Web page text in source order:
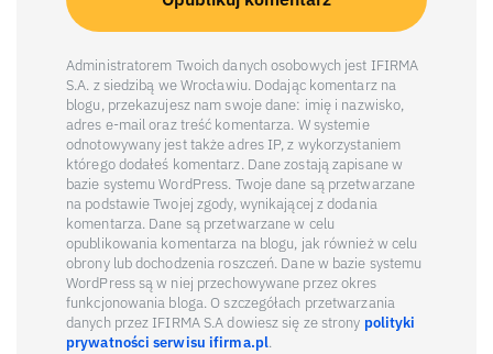
Administratorem Twoich danych osobowych jest IFIRMA
S.A. z siedzibą we Wrocławiu. Dodając komentarz na
blogu, przekazujesz nam swoje dane: imię i nazwisko,
adres e-mail oraz treść komentarza. W systemie
odnotowywany jest także adres IP, z wykorzystaniem
którego dodałeś komentarz. Dane zostają zapisane w
bazie systemu WordPress. Twoje dane są przetwarzane
na podstawie Twojej zgody, wynikającej z dodania
komentarza. Dane są przetwarzane w celu
opublikowania komentarza na blogu, jak również w celu
obrony lub dochodzenia roszczeń. Dane w bazie systemu
WordPress są w niej przechowywane przez okres
funkcjonowania bloga. O szczegółach przetwarzania
danych przez IFIRMA S.A dowiesz się ze strony polityki
prywatności serwisu ifirma.pl.